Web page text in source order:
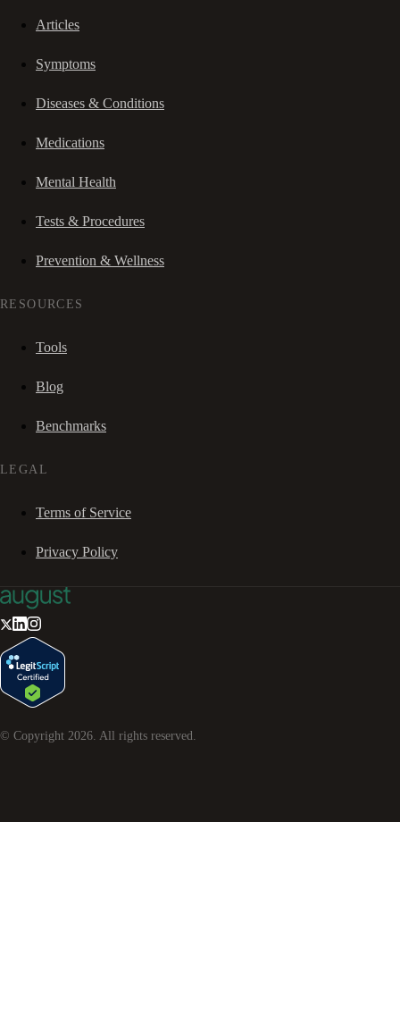
Articles
Symptoms
Diseases & Conditions
Medications
Mental Health
Tests & Procedures
Prevention & Wellness
RESOURCES
Tools
Blog
Benchmarks
LEGAL
Terms of Service
Privacy Policy
© Copyright 2026. All rights reserved.